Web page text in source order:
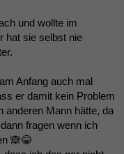
und wollte im
hat sie selbst nie
Anfang auch mal
er damit kein Problem
anderen Mann hätte, da
fragen wenn ich
🙈😂